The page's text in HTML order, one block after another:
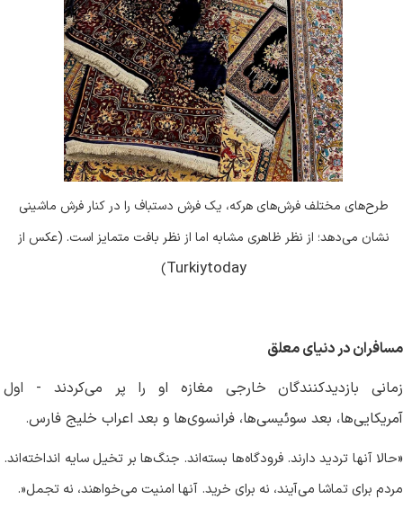
طرح‌های مختلف فرش‌های هرکه، یک فرش دستباف را در کنار فرش ماشینی
نشان می‌دهد؛ از نظر ظاهری مشابه اما از نظر بافت متمایز است. (عکس از
Turkiytoday
)
مسافران در دنیای معلق
زمانی بازدیدکنندگان خارجی مغازه او را پر می‌کردند - اول
آمریکایی‌ها، بعد سوئیسی‌ها، فرانسوی‌ها و بعد اعراب خلیج فارس.
«حالا آنها تردید دارند. فرودگاه‌ها بسته‌اند. جنگ‌ها بر تخیل سایه انداخته‌اند.
مردم برای تماشا می‌آیند، نه برای خرید. آنها امنیت می‌خواهند، نه تجمل.»